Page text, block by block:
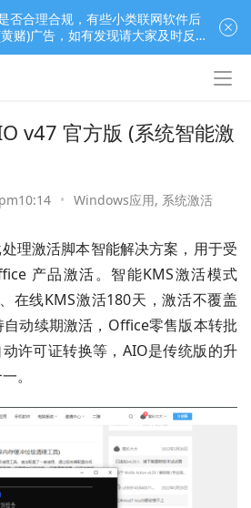
v47 官方版 (系统智能激
• Windows应用, 系统激活
处理激活脚本智能解决方案，用于受
产品激活。智能KMS激活模式
在线KMS激活180天，激活不覆盖
动续期激活，Office零售版本转批
许可证转换等，AIO是传统版的升
。
否合理合规，有些小类联网软件后
赌)广告，如有发现请大家及时反
维护良好的程序应用下载社区！